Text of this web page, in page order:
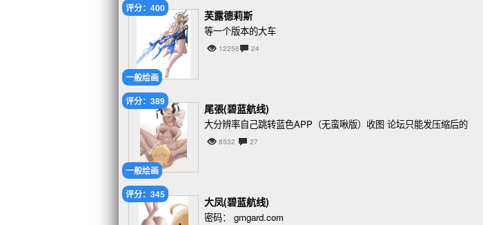
一般绘画
评分：400
芙露德莉斯
等一个版本的大车
12256 24
一般绘画
评分：389
尾張(碧蓝航线)
大分辨率自己跳转蓝色APP（无蛮啾版）收图 论坛只能发压缩后的
8532 27
评分：345
大凤(碧蓝航线)
密码： gmgard.com